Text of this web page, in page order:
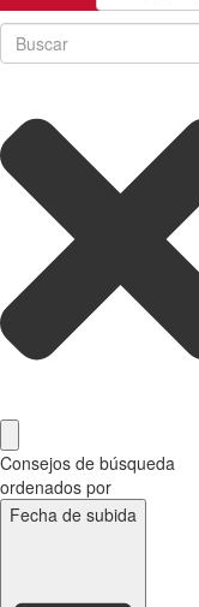
Consejos de búsqueda
ordenados por
Fecha de subida